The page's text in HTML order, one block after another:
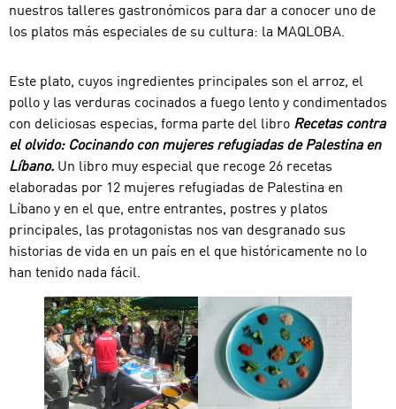
nuestros talleres gastronómicos para dar a conocer uno de
los platos más especiales de su cultura: la MAQLOBA.
Este plato, cuyos ingredientes principales son el arroz, el
pollo y las verduras cocinados a fuego lento y condimentados
con deliciosas especias, forma parte del libro Recetas contra
el olvido: Cocinando con mujeres refugiadas de Palestina en
Líbano. Un libro muy especial que recoge 26 recetas
elaboradas por 12 mujeres refugiadas de Palestina en
Líbano y en el que, entre entrantes, postres y platos
principales, las protagonistas nos van desgranado sus
historias de vida en un país en el que históricamente no lo
han tenido nada fácil.